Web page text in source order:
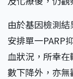
由於基因檢測
安排單一PARP
血狀況，所幸
數下降外，亦無